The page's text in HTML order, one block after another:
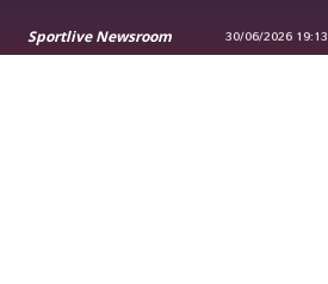
Sportlive Newsroom 30/06/2026 19:13